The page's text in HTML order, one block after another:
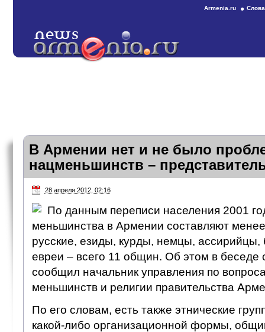
Armenia.ru
В Армении нет и не было
нацменьшинств –
28 апреля 2012, 02:16
По данным переписи населения 2001
меньшинства в Армении составляют
русские, езиды, курды, немцы, ассирийцы,
евреи – всего 11 общин. Об этом в беседе
сообщил начальник управления по
меньшинств и религии правительства
По его словам, есть также этнические
какой-либо организационной формы,